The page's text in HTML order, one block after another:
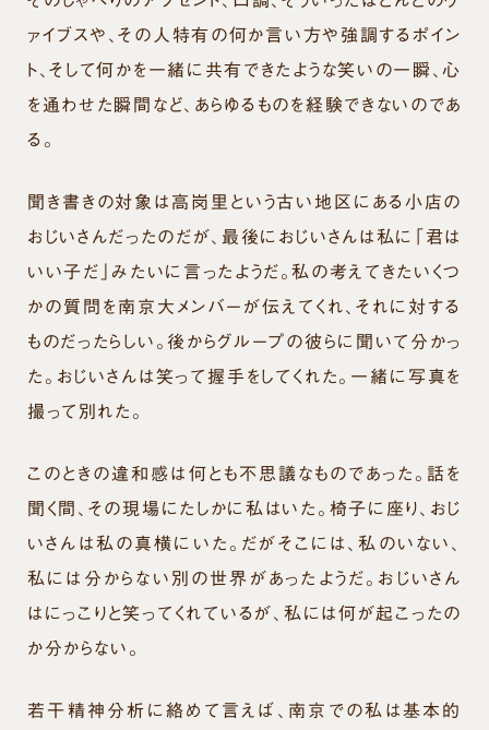
ァイブスや、その人特有の何か言い方や強調するポイン
ト、そして何かを一緒に共有できたような笑いの一瞬、心
を通わせた瞬間など、あらゆるものを経験できないのであ
る。
聞き書きの対象は高岗里という古い地区にある小店の
おじいさんだったのだが、最後におじいさんは私に「君は
いい子だ」みたいに言ったようだ。私の考えてきたいくつ
かの質問を南京大メンバーが伝えてくれ、それに対する
ものだったらしい。後からグループの彼らに聞いて分かっ
た。おじいさんは笑って握手をしてくれた。一緒に写真を
撮って別れた。
このときの違和感は何とも不思議なものであった。話を
聞く間、その現場にたしかに私はいた。椅子に座り、おじ
いさんは私の真横にいた。だがそこには、私のいない、
私には分からない別の世界があったようだ。おじいさん
はにっこりと笑ってくれているが、私には何が起こったの
か分からない。
若干精神分析に絡めて言えば、南京での私は基本的